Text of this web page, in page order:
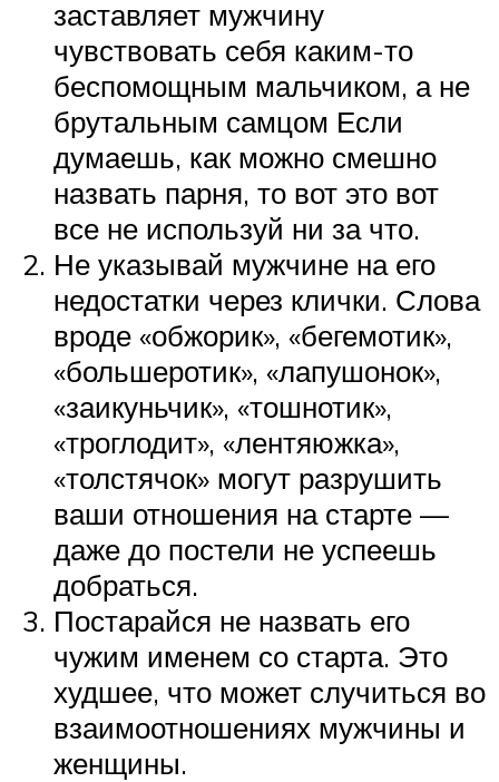
заставляет мужчину
чувствовать себя каким-то
беспомощным мальчиком, а не
брутальным самцом Если
думаешь, как можно смешно
назвать парня, то вот это вот
все не используй ни за что.
Не указывай мужчине на его
недостатки через клички. Слова
вроде «обжорик», «бегемотик»,
«большеротик», «лапушонок»,
«заикуньчик», «тошнотик»,
«троглодит», «лентяюжка»,
«толстячок» могут разрушить
ваши отношения на старте —
даже до постели не успеешь
добраться.
Постарайся не назвать его
чужим именем со старта. Это
худшее, что может случиться во
взаимоотношениях мужчины и
женщины.